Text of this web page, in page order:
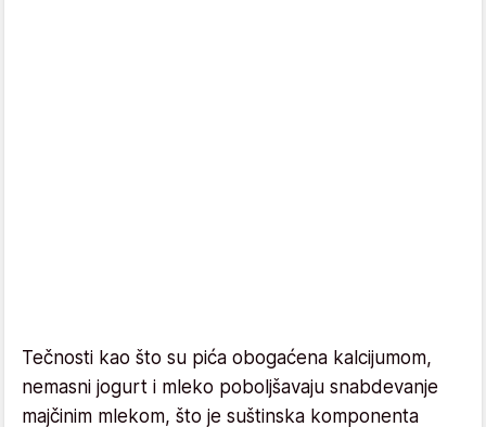
Tečnosti kao što su pića obogaćena kalcijumom,
nemasni jogurt i mleko poboljšavaju snabdevanje
majčinim mlekom, što je suštinska komponenta